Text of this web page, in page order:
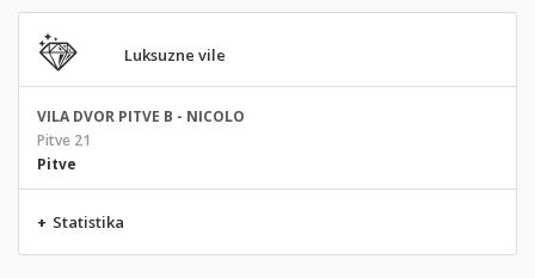
Luksuzne vile
VILA DVOR PITVE B - NICOLO
Pitve 21
Pitve
+ Statistika